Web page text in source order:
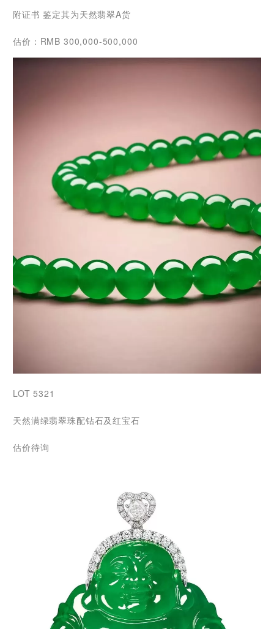
附证书 鉴定其为天然翡翠A货
估价：RMB 300,000-500,000
LOT 5321
天然满绿翡翠珠配钻石及红宝石
估价待询